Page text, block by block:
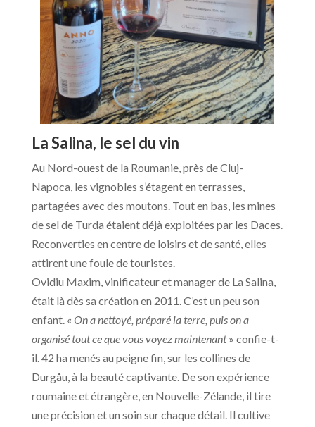
La Salina, le sel du vin
Au Nord-ouest de la Roumanie, près de Cluj-
Napoca, les vignobles s’étagent en terrasses,
partagées avec des moutons. Tout en bas, les mines
de sel de Turda étaient déjà exploitées par les Daces.
Reconverties en centre de loisirs et de santé, elles
attirent une foule de touristes.
Ovidiu Maxim, vinificateur et manager de La Salina,
était là dès sa création en 2011. C’est un peu son
enfant. « On a nettoyé, préparé la terre, puis on a
organisé tout ce que vous voyez maintenant» confie-t-
il. 42 ha menés au peigne fin, sur les collines de
Durgåu, à la beauté captivante. De son expérience
roumaine et étrangère, en Nouvelle-Zélande, il tire
une précision et un soin sur chaque détail. Il cultive